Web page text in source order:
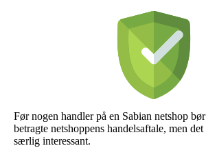
Før nogen handler på en Sabian netshop
betragte netshoppens handelsaftale, men
særlig interessant.